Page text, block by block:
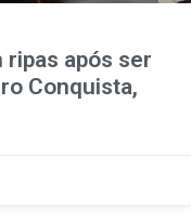
ripas após ser
Conquista,